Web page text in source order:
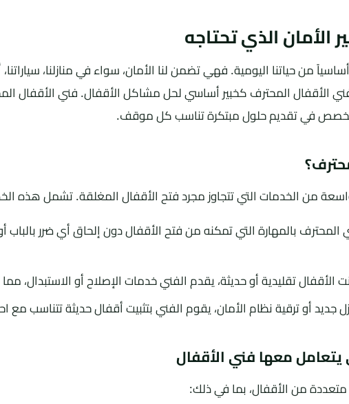
الأمان الذي تحتاجه
من حياتنا اليومية. فهي تضمن لنا الأمان، سواء في منازلنا،
فني الأقفال المحترف كخبير أساسي لحل مشاكل الأقفال. فني
في تقديم حلول مبتكرة تناسب كل موقف.
من الخدمات التي تتجاوز مجرد فتح الأقفال المغلقة. تشمل هذه
المحترف بالمهارة التي تمكنه من فتح الأقفال دون إلحاق أي ضرر
الأقفال تقليدية أو حديثة، يقدم الفني خدمات الإصلاح أو الاستبدال،
جديد أو ترقية نظام الأمان، يقوم الفني بتثبيت أقفال حديثة تتناسب مع
يتعامل معها فني الأقفال
من الأقفال، بما في ذلك: